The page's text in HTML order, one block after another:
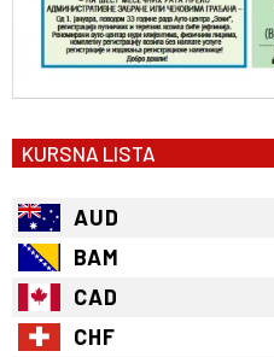
KURSNA LISTA
AUD
BAM
CAD
CHF